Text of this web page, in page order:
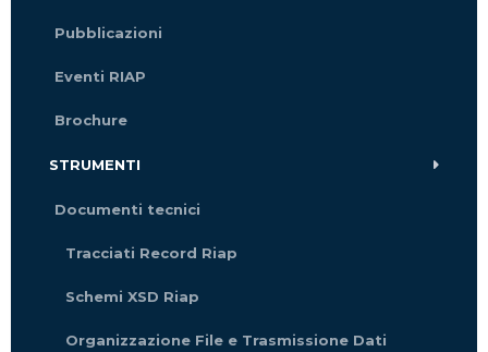
Pubblicazioni
Eventi RIAP
Brochure
STRUMENTI
Documenti tecnici
Tracciati Record Riap
Schemi XSD Riap
Organizzazione File e Trasmissione Dati